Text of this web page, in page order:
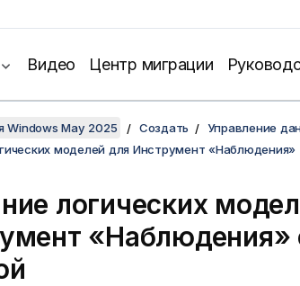
Видео Центр миграции
Windows May 2025 Создать
Управление
моделей для Инструмент «Наблюдения»
логических
«Наблюдения»